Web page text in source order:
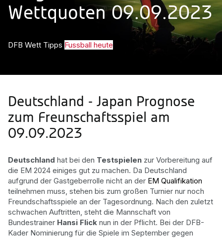
Wettquoten 09.09.2023
DFB Wett Tipps Fussball heute
Deutschland - Japan Prognose
zum Freunschaftsspiel am
09.09.2023
Deutschland hat bei den Testspielen zur Vorbereitung auf
die EM 2024 einiges gut zu machen. Da Deutschland
aufgrund der Gastgeberrolle nicht an der EM Qualifikation
teilnehmen muss, stehen bis zum großen Turnier nur noch
Freundschaftsspiele an der Tagesordnung. Nach den zuletzt
schwachen Auftritten, steht die Mannschaft von
Bundestrainer Hansi Flick nun in der Pflicht. Bei der DFB-
Kader Nominierung für die Spiele im September gegen